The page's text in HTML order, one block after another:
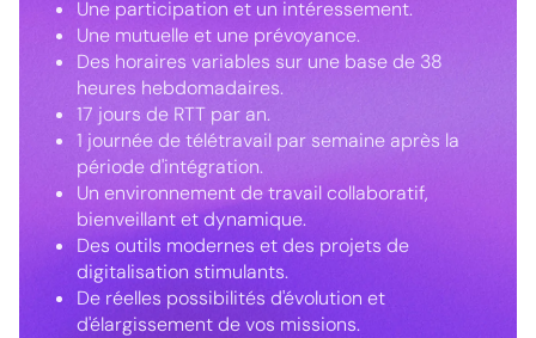
Une participation et un intéressement.
Une mutuelle et une prévoyance.
Des horaires variables sur une base de 38
heures hebdomadaires.
17 jours de RTT par an.
1 journée de télétravail par semaine après la
période d'intégration.
Un environnement de travail collaboratif,
bienveillant et dynamique.
Des outils modernes et des projets de
digitalisation stimulants.
De réelles possibilités d'évolution et
d'élargissement de vos missions.